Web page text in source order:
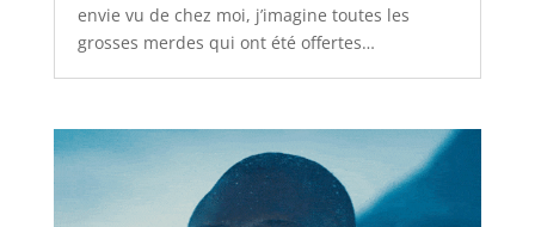
envie vu de chez moi, j’imagine toutes les
grosses merdes qui ont été offertes…